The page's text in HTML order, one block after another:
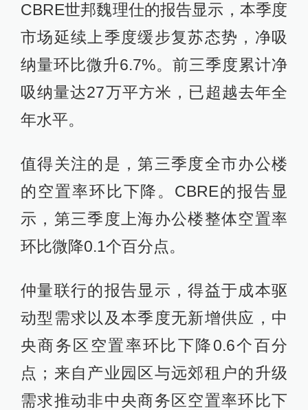
CBRE世邦魏理仕的报告显示，本季度
市场延续上季度缓步复苏态势，净吸
纳量环比微升6.7%。前三季度累计净
吸纳量达27万平方米，已超越去年全
年水平。
值得关注的是，第三季度全市办公楼
的空置率环比下降。CBRE的报告显
示，第三季度上海办公楼整体空置率
环比微降0.1个百分点。
仲量联行的报告显示，得益于成本驱
动型需求以及本季度无新增供应，中
央商务区空置率环比下降0.6个百分
点；来自产业园区与远郊租户的升级
需求推动非中央商务区空置率环比下